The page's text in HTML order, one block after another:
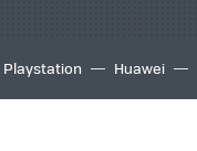
Playstation Huawei